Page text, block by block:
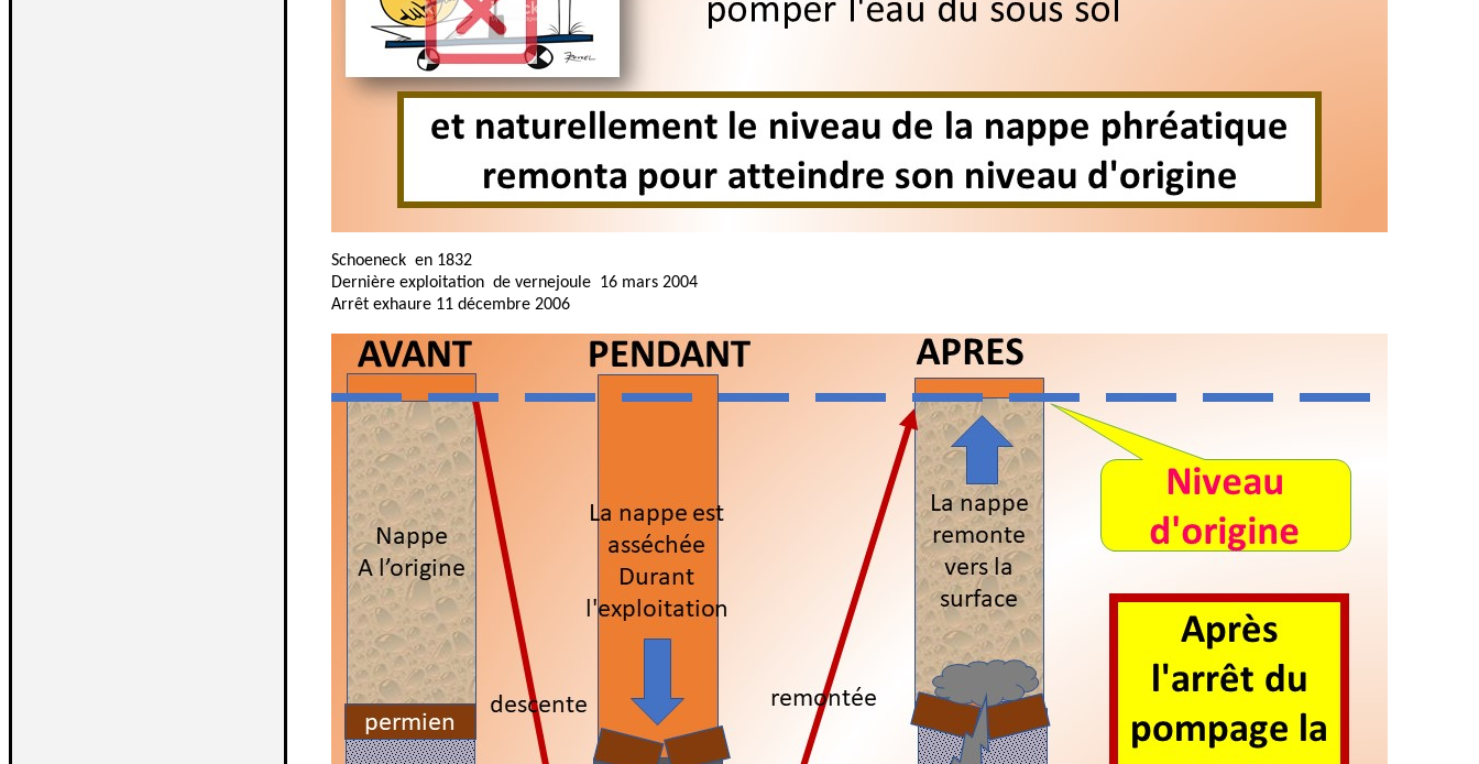
Schoeneck en 1832
Dernière exploitation de vernejoule 16 mars 2004
Arrêt exhaure 11 décembre 2006